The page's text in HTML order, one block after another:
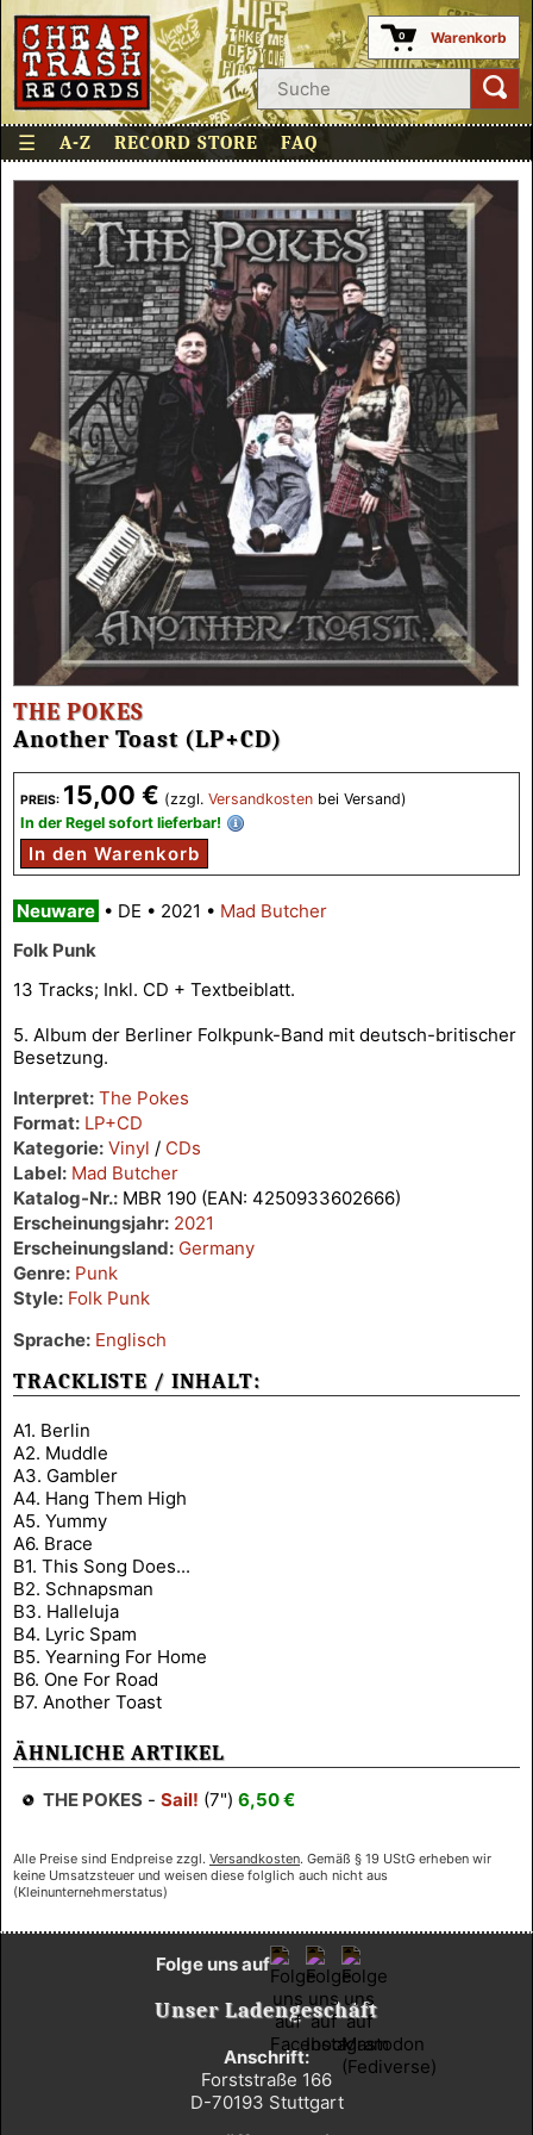
0 Warenkorb
☰ A-Z RECORD STORE FAQ
PREIS: 15,00 € (zzgl. Versandkosten bei Versand)
In der Regel sofort lieferbar!
In den Warenkorb
THE POKES
Another Toast (LP+CD)
Neuware • DE • 2021 • Mad Butcher
Folk Punk
13 Tracks; Inkl. CD + Textbeiblatt.
5. Album der Berliner Folkpunk-Band mit deutsch-britischer
Besetzung.
Interpret: The Pokes
Format: LP+CD
Kategorie: Vinyl / CDs
Label: Mad Butcher
Katalog-Nr.: MBR 190 (EAN: 4250933602666)
Erscheinungsjahr: 2021
Erscheinungsland: Germany
Genre: Punk
Style: Folk Punk
Sprache: Englisch
TRACKLISTE / INHALT:
A1. Berlin
A2. Muddle
A3. Gambler
A4. Hang Them High
A5. Yummy
A6. Brace
B1. This Song Does...
B2. Schnapsman
B3. Halleluja
B4. Lyric Spam
B5. Yearning For Home
B6. One For Road
B7. Another Toast
ÄHNLICHE ARTIKEL
THE POKES - Sail! (7") 6,50 €
Alle Preise sind Endpreise zzgl. Versandkosten. Gemäß § 19 UStG erheben wir
keine Umsatzsteuer und weisen diese folglich auch nicht aus
(Kleinunternehmerstatus)
Unser Ladengeschäft
Anschrift:
Forststraße 166
D-70193 Stuttgart
Folge uns auf